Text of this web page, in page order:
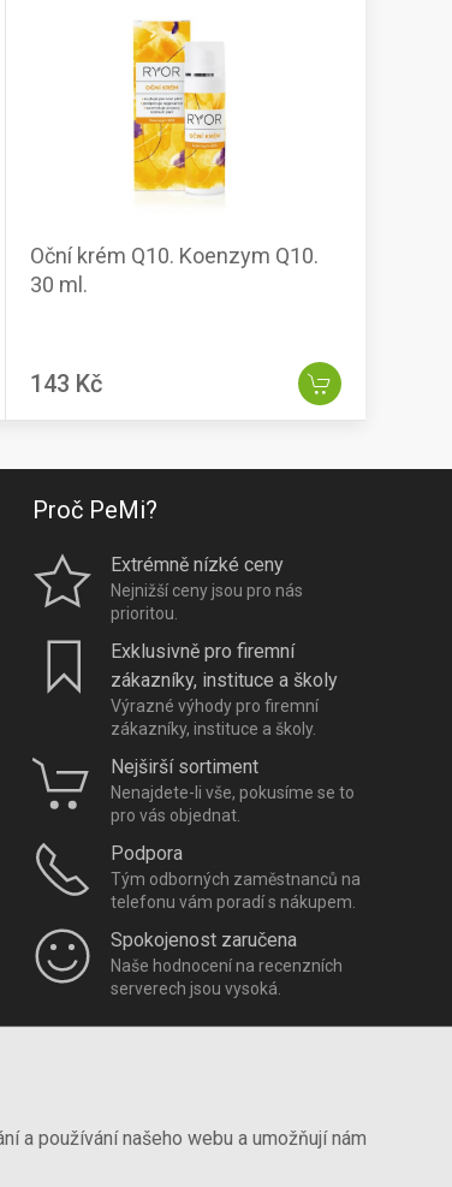
a používání našeho webu a umožňují nám
Oční krém Q10. Koenzym Q10.
30 ml.
143 Kč
Proč PeMi?
Extrémně nízké ceny
Nejnižší ceny jsou pro nás
prioritou.
Exklusivně pro firemní
zákazníky, instituce a školy
Výrazné výhody pro firemní
zákazníky, instituce a školy.
Nejširší sortiment
Nenajdete-li vše, pokusíme se to
pro vás objednat.
Podpora
Tým odborných zaměstnanců na
telefonu vám poradí s nákupem.
Spokojenost zaručena
Naše hodnocení na recenzních
serverech jsou vysoká.